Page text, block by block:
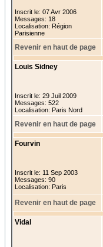
Inscrit le: 07 Avr 2006
Messages: 18
Localisation: Région
Parisienne
Revenir en haut de page
Louis Sidney
Inscrit le: 29 Juil 2009
Messages: 522
Localisation: Paris Nord
Revenir en haut de page
Fourvin
Inscrit le: 11 Sep 2003
Messages: 90
Localisation: Paris
Revenir en haut de page
Vidal